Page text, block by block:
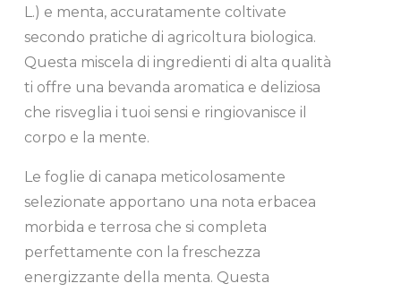
L.) e menta, accuratamente coltivate
secondo pratiche di agricoltura biologica.
Questa miscela di ingredienti di alta qualità
ti offre una bevanda aromatica e deliziosa
che risveglia i tuoi sensi e ringiovanisce il
corpo e la mente.
Le foglie di canapa meticolosamente
selezionate apportano una nota erbacea
morbida e terrosa che si completa
perfettamente con la freschezza
energizzante della menta. Questa